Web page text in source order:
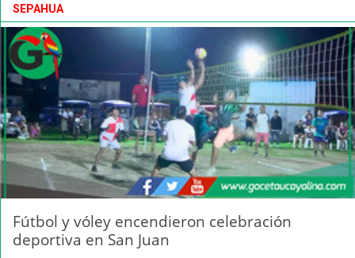
SEPAHUA
Fútbol y vóley encendieron celebración
deportiva en San Juan